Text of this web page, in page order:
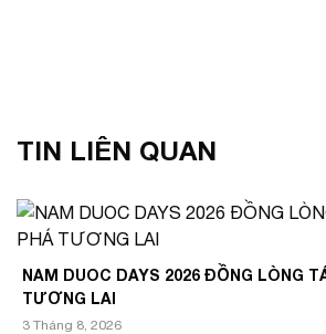
TIN LIÊN QUAN
NAM DUOC DAYS 2026 ĐỒNG LÒNG
TƯƠNG LAI
3 Tháng 8, 2026